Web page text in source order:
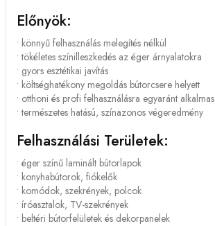
Előnyök:
• könnyű felhasználás melegítés nélkül
• tökéletes színilleszkedés az éger árnyalatokra
• gyors esztétikai javítás
• költséghatékony megoldás bútorcsere helyett
• otthoni és profi felhasználásra egyaránt alkalmas
• természetes hatású, színazonos végeredmény
Felhasználási Területek:
• éger színű laminált bútorlapok
• konyhabútorok, fiókelők
• komódok, szekrények, polcok
• íróasztalok, TV-szekrények
• beltéri bútorfelületek és dekorpanelek